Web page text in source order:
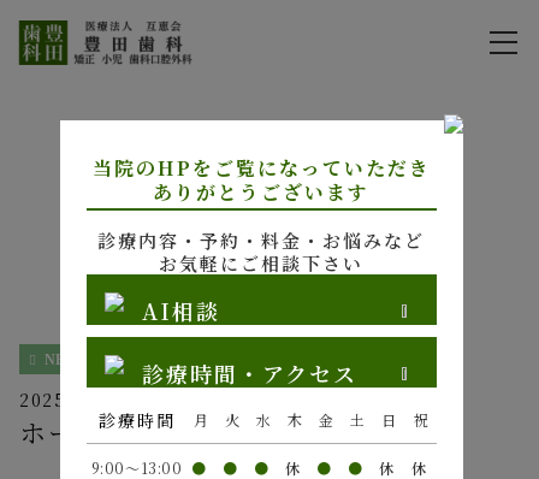
当院のHPをご覧になっていただき
ありがとうございます
診療内容・予約・料金・お悩みなど
お気軽にご相談下さい
AI相談
診療時間・アクセス
診療時間 月 火 水 木 金 土 日 祝
9:00～13:00 ● ● ● 休 ● ● 休
休
お知らせ
NEWS
2025.02.28
ホームページが新しくなりました。